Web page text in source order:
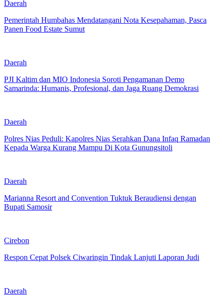
Daerah
Pemerintah Humbahas Mendatangani Nota Kesepahaman, Pasca
Panen Food Estate Sumut
Daerah
PJI Kaltim dan MIO Indonesia Soroti Pengamanan Demo
Samarinda: Humanis, Profesional, dan Jaga Ruang Demokrasi
Daerah
Polres Nias Peduli: Kapolres Nias Serahkan Dana Infaq Ramadan
Kepada Warga Kurang Mampu Di Kota Gunungsitoli
Daerah
Marianna Resort and Convention Tuktuk Beraudiensi dengan
Bupati Samosir
Cirebon
Respon Cepat Polsek Ciwaringin Tindak Lanjuti Laporan Judi
Daerah